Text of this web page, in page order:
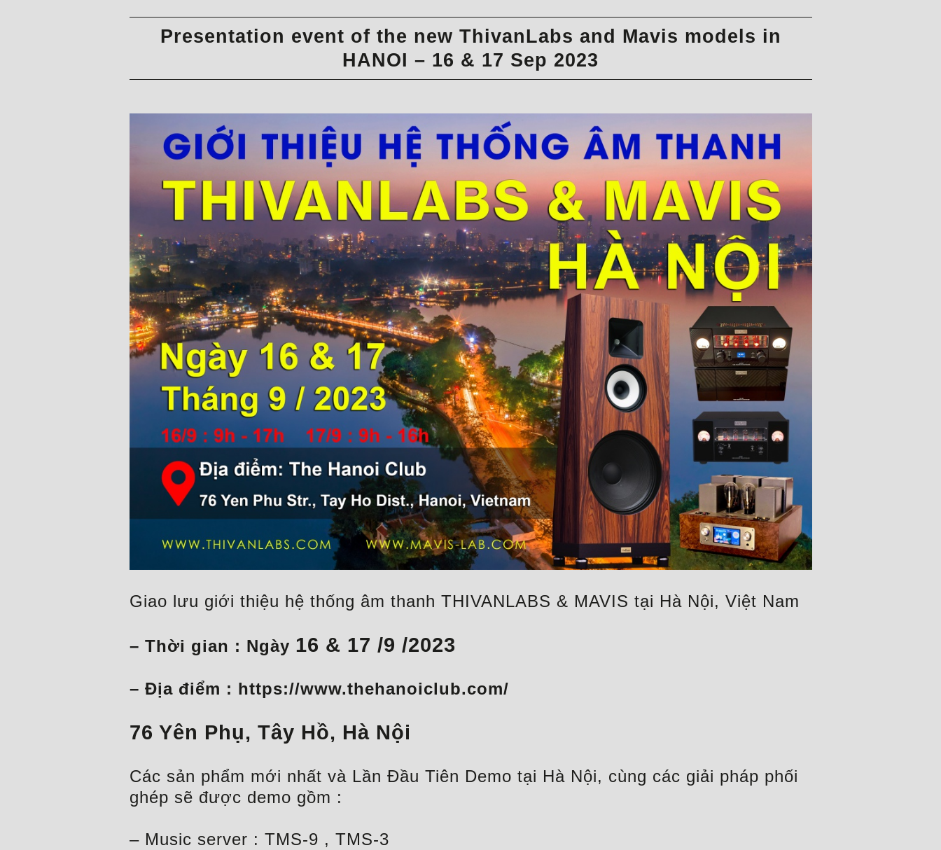
Presentation event of the new ThivanLabs and Mavis models in
HANOI – 16 & 17 Sep 2023
Giao lưu giới thiệu hệ thống âm thanh THIVANLABS & MAVIS tại Hà Nội, Việt Nam
– Thời gian : Ngày 16 & 17 /9 /2023
– Địa điểm : https://www.thehanoiclub.com/
76 Yên Phụ, Tây Hồ, Hà Nội
Các sản phẩm mới nhất và Lần Đầu Tiên Demo tại Hà Nội, cùng các giải pháp phối
ghép sẽ được demo gồm :
– Music server : TMS-9 , TMS-3